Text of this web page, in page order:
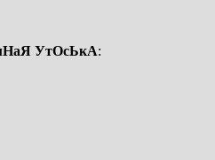
УтОсЬкА: